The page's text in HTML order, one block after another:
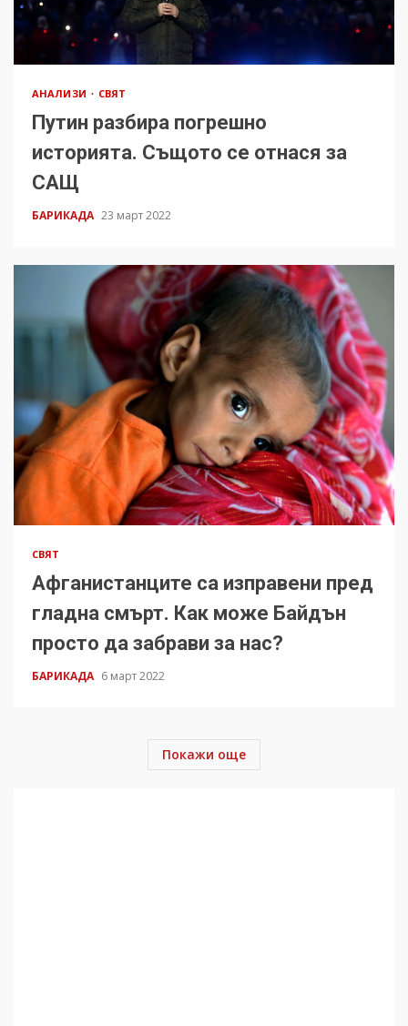
АНАЛИЗИ СВЯТ
Путин разбира погрешно
историята. Същото се отнася за
САЩ
БАРИКАДА 23 март 2022
СВЯТ
Афганистанците са изправени пред
гладна смърт. Как може Байдън
просто да забрави за нас?
БАРИКАДА 6 март 2022
Покажи още